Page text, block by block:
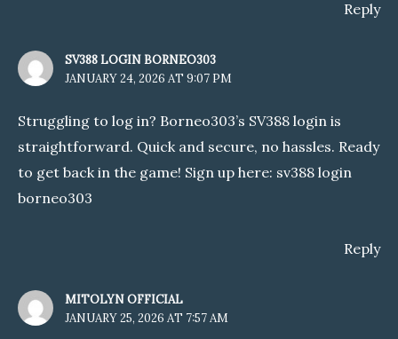
Reply
SV388 LOGIN BORNEO303
JANUARY 24, 2026 AT 9:07 PM
Struggling to log in? Borneo303’s SV388 login is
straightforward. Quick and secure, no hassles. Ready
to get back in the game! Sign up here: sv388 login
borneo303
Reply
MITOLYN OFFICIAL
JANUARY 25, 2026 AT 7:57 AM